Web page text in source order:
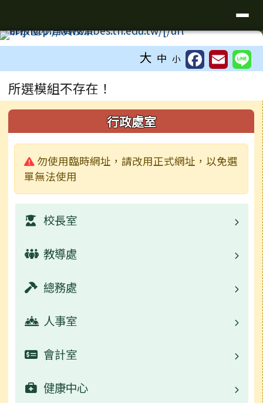
大 中 小
主內容區域
所選模組不存在！
下中右區域內容
左邊區域內容 行政處室
警告:
勿使用臨時網址，請改用正式網址，以免選
單無法使用
校長室
業務職掌
校園公告
活動相簿
教導處
業務職掌
校園公告
學生事務宣導
活動相簿
總務處
業務職掌
校園公告
數位學習資源
人事室
業務職掌
校園公告
會計室
業務職掌
健康中心
頁尾區域